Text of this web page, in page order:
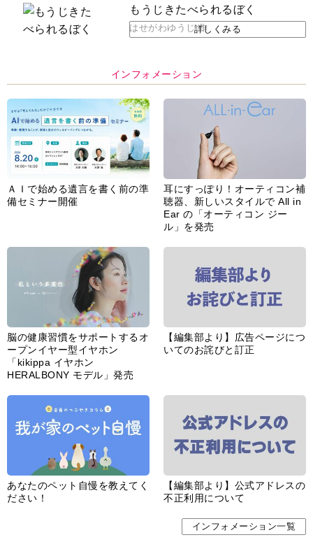
もうじきたべられるぼく
はせがわゆうじ 作詳しくみる
インフォメーション
ＡＩで始める遺言を書く前の準
備セミナー開催
耳にすっぽり！オーティコン補
聴器、新しいスタイルで All in
Ear の「オーティコン ジー
ル」を発売
脳の健康習慣をサポートするオ
ープンイヤー型イヤホン
「kikippa イヤホン
HERALBONY モデル」発売
【編集部より】広告ページにつ
いてのお詫びと訂正
あなたのペット自慢を教えてく
ださい！
【編集部より】公式アドレスの
不正利用について
インフォメーション一覧